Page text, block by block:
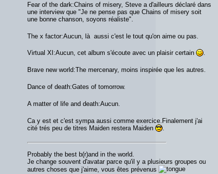
Fear of the dark:Chains of misery, Steve a d'ailleurs déclaré dans
une interview que "Je ne pense pas que Chains of misery soit
une bonne chanson, soyons réaliste".
The x factor:Aucun, là aussi c'est le tout qu'on aime ou pas.
Virtual XI:Aucun, cet album s'écoute avec un plaisir certain .
Brave new world:The mercenary, moins inspirée que les autres.
Dance of death:Gates of tomorrow.
A matter of life and death:Aucun.
Ca y est et c'est sympa aussi comme exercice.Finalement j'ai
cité trés peu de titres Maiden restera Maiden
Probably the best b(r)and in the world.
Je change souvent d'avatar parce qu'il y a plusieurs groupes ou
autres choses que j'aime, vous êtes prévenus